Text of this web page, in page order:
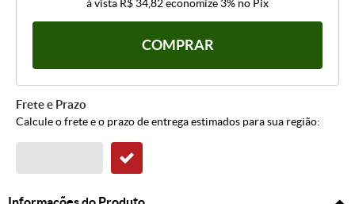
à vista R$ 34,82economize 3% no Pix
COMPRAR
Frete e Prazo
Calcule o frete e o prazo de entrega estimados para sua região: